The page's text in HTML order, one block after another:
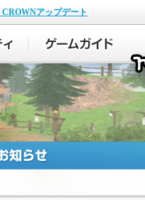
CROWNアップデート